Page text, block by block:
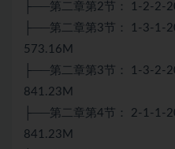
├──第二章第2节： 1-2-2-
├──第二章第3节： 1-3-1-
573.16M
├──第二章第3节： 1-3-2-
841.23M
├──第二章第4节： 2-1-1-
841.23M